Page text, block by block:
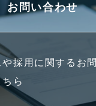
お問い合わせ
採用に関するお問
ら